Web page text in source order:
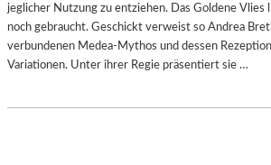
jeglicher Nutzung zu entziehen. Das Goldene Vlies
noch gebraucht. Geschickt verweist so Andrea
verbundenen Medea-Mythos und dessen
Variationen. Unter ihrer Regie präsentiert sie …